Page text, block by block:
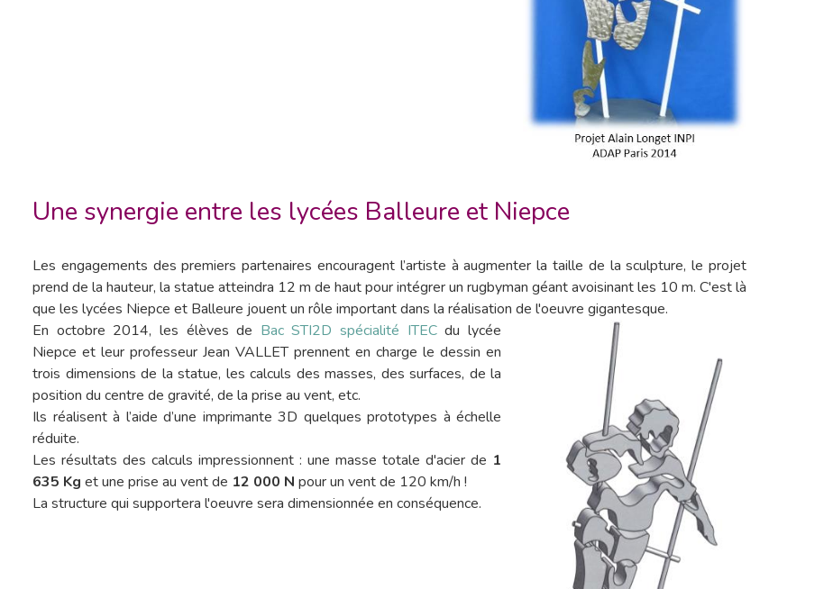
Une synergie entre les lycées Balleure et Niepce
Les engagements des premiers partenaires encouragent l’artiste à augmenter la taille de la sculpture, le projet
prend de la hauteur, la statue atteindra 12 m de haut pour intégrer un rugbyman géant avoisinant les 10 m. C'est là
que les lycées Niepce et Balleure jouent un rôle important dans la réalisation de l'oeuvre gigantesque.
En octobre 2014, les élèves de Bac STI2D spécialité ITECdu lycée
Niepce et leur professeur Jean VALLET prennent en charge le dessin en
trois dimensions de la statue, les calculs des masses, des surfaces, de la
position du centre de gravité, de la prise au vent, etc.
Ils réalisent à l’aide d’une imprimante 3D quelques prototypes à échelle
réduite.
Les résultats des calculs impressionnent : une masse totale d'acier de 1
635 Kg et une prise au vent de 12 000 N pour un vent de 120 km/h !
La structure qui supportera l'oeuvre sera dimensionnée en conséquence.